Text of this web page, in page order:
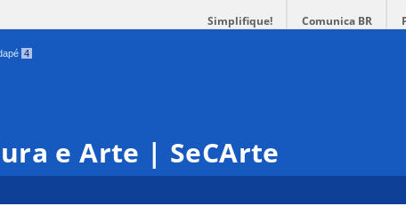
Simplifique! Comunica BR
4
e Arte | SeCArte